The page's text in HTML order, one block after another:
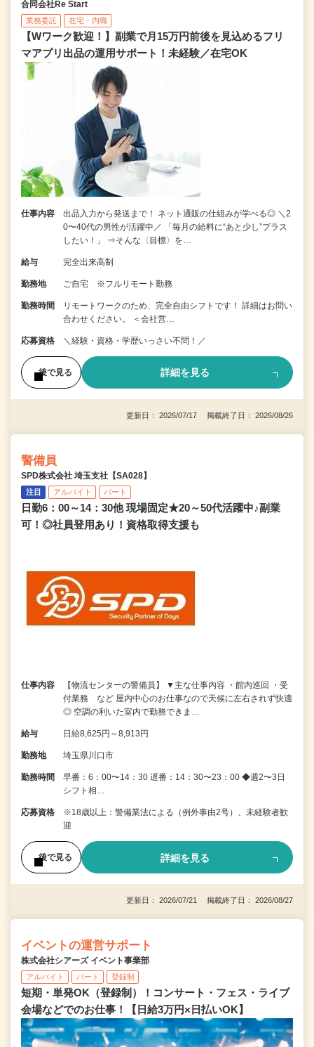
合同会社Re Start
業務委託 在宅・内職
【Wワーク歓迎！】副業で月15万円前後を見込めるフリ
マアプリ出品の運用サポート！未経験／在宅OK
仕事内容
出品入力から発送まで！ ネット通販の仕組みが学べる◎ ＼2
0〜40代の男性が活躍中／ 「毎月の給料に“あと少し”プラス
したい！」 ⇒そんな〈目標〉を…
給与 完全出来高制
勤務地 ご自宅 ※フルリモート勤務
勤務時間
リモートワークのため、完全自由シフトです！ 詳細はお問い
合わせください。 ＜会社営…
応募資格 ＼経験・資格・学歴いっさい不問！／
後で見る 詳細を見る
更新日： 2026/07/17 掲載終了日： 2026/08/26
警備員
SPD株式会社 埼玉支社【SA028】
注目 アルバイト パート
日勤6：00～14：30他 現場固定★20～50代活躍中♪副業
可！◎社員登用あり！資格取得支援も
仕事内容
【物流センターの警備員】 ▼主な仕事内容 ・館内巡回 ・受
付業務 など 屋内中心のお仕事なので天候に左右されず快適
◎ 空調の利いた室内で勤務できま…
給与 日給8,625円～8,913円
勤務地 埼玉県川口市
勤務時間
早番：6：00〜14：30 遅番：14：30〜23：00 ◆週2〜3日
シフト相…
応募資格
※18歳以上：警備業法による（例外事由2号）、未経験者歓
迎
後で見る 詳細を見る
更新日： 2026/07/21 掲載終了日： 2026/08/27
イベントの運営サポート
株式会社シアーズ イベント事業部
アルバイト パート 登録制
短期・単発OK（登録制）！コンサート・フェス・ライブ
会場などでのお仕事！【日給3万円×日払いOK】